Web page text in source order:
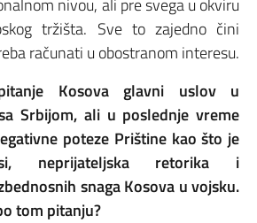
nivou, ali pre svega u okviru
tržišta. Sve to zajedno čini
računati u obostranom interesu.
Kosova glavni uslov u
Srbijom, ali u poslednje vreme
poteze Prištine kao što je
neprijateljska retorika i
snaga Kosova u vojsku.
tom pitanju?